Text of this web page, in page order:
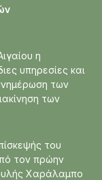
η
υπηρεσίες και
των
των
του
τον πρώην
Χαράλαμπο